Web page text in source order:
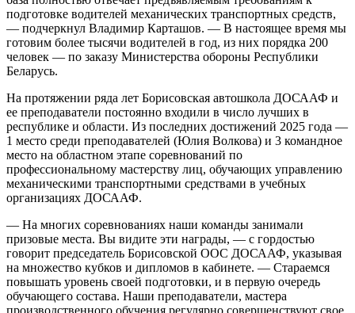
подготовке водителей механических транспортных средств,
— подчеркнул Владимир Карташов. — В настоящее время мы
готовим более тысячи водителей в год, из них порядка 200
человек — по заказу Министерства обороны Республики
Беларусь.
На протяжении ряда лет Борисовская автошкола ДОСААФ и
ее преподаватели постоянно входили в число лучших в
республике и области. Из последних достижений 2025 года —
1 место среди преподавателей (Юлия Волкова) и 3 командное
место на областном этапе соревнований по
профессиональному мастерству лиц, обучающих управлению
механическими транспортными средствами в учебных
организациях ДОСААФ.
— На многих соревнованиях наши команды занимали
призовые места. Вы видите эти награды, — с гордостью
говорит председатель Борисовской ООС ДОСААФ, указывая
на множество кубков и дипломов в кабинете. — Стараемся
повышать уровень своей подготовки, и в первую очередь
обучающего состава. Наши преподаватели, мастера
производственного обучения регулярно совершенствуют свое